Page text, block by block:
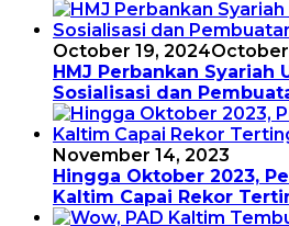
October 19, 2024October
HMJ Perbankan Syariah
Sosialisasi dan
November 14, 2023
Hingga Oktober 2023,
Kaltim Capai Rekor